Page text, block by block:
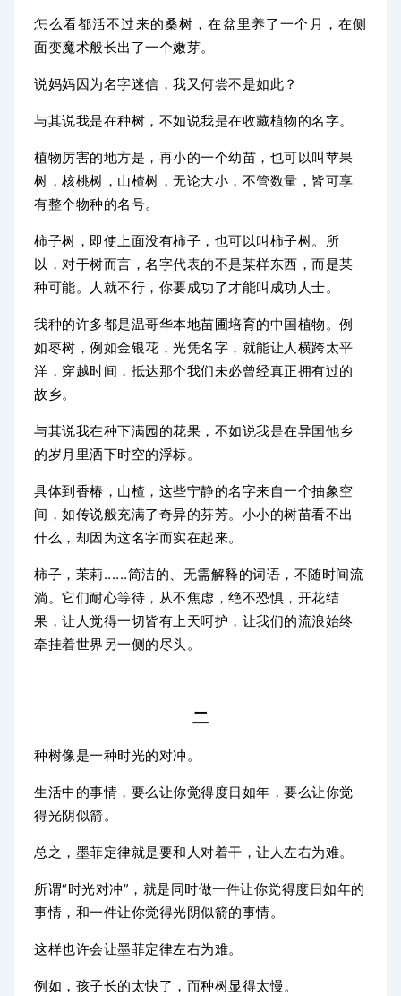
怎么看都活不过来的桑树，在盆里养了一个月，在侧
面变魔术般长出了一个嫩芽。
说妈妈因为名字迷信，我又何尝不是如此？
与其说我是在种树，不如说我是在收藏植物的名字。
植物厉害的地方是，再小的一个幼苗，也可以叫苹果
树，核桃树，山楂树，无论大小，不管数量，皆可享
有整个物种的名号。
柿子树，即使上面没有柿子，也可以叫柿子树。所
以，对于树而言，名字代表的不是某样东西，而是某
种可能。人就不行，你要成功了才能叫成功人士。
我种的许多都是温哥华本地苗圃培育的中国植物。例
如枣树，例如金银花，光凭名字，就能让人横跨太平
洋，穿越时间，抵达那个我们未必曾经真正拥有过的
故乡。
与其说我在种下满园的花果，不如说我是在异国他乡
的岁月里洒下时空的浮标。
具体到香椿，山楂，这些宁静的名字来自一个抽象空
间，如传说般充满了奇异的芬芳。小小的树苗看不出
什么，却因为这名字而实在起来。
柿子，茉莉......简洁的、无需解释的词语，不随时间流
淌。它们耐心等待，从不焦虑，绝不恐惧，开花结
果，让人觉得一切皆有上天呵护，让我们的流浪始终
牵挂着世界另一侧的尽头。
二
种树像是一种时光的对冲。
生活中的事情，要么让你觉得度日如年，要么让你觉
得光阴似箭。
总之，墨菲定律就是要和人对着干，让人左右为难。
所谓“时光对冲”，就是同时做一件让你觉得度日如年的
事情，和一件让你觉得光阴似箭的事情。
这样也许会让墨菲定律左右为难。
例如，孩子长的太快了，而种树显得太慢。